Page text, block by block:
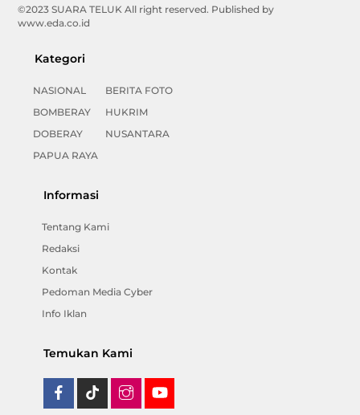
©2023 SUARA TELUK All right reserved. Published by
www.eda.co.id
Kategori
NASIONAL
BOMBERAY
DOBERAY
PAPUA RAYA
BERITA FOTO
HUKRIM
NUSANTARA
Informasi
Tentang Kami
Redaksi
Kontak
Pedoman Media Cyber
Info Iklan
Temukan Kami